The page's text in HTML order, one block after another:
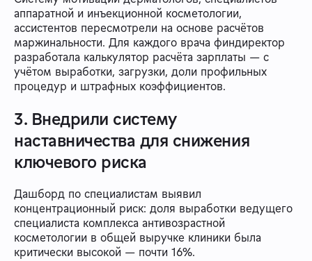
аппаратной и инъекционной косметологии,
ассистентов пересмотрели на основе расчётов
маржинальности. Для каждого врача финдиректор
разработала калькулятор расчёта зарплаты — с
учётом выработки, загрузки, доли профильных
процедур и штрафных коэффициентов.
3. Внедрили систему
наставничества для снижения
ключевого риска
Дашборд по специалистам выявил
концентрационный риск: доля выработки ведущего
специалиста комплекса антивозрастной
косметологии в общей выручке клиники была
критически высокой — почти 16%.